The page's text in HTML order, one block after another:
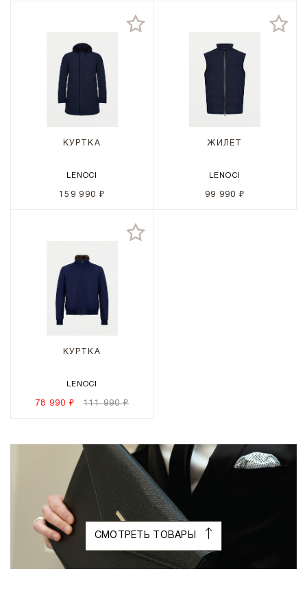
КУРТКА
LENOCI
159 990 ₽
ЖИЛЕТ
LENOCI
99 990 ₽
КУРТКА
LENOCI
78 990 ₽ 111 990 ₽
СМОТРЕТЬ ТОВАРЫ